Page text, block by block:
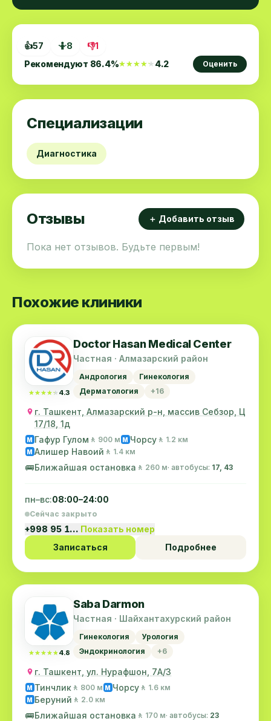
👍57 🤷8 👎1
Рекомендуют 86.4%★★★★★
★★★★★4.2 Оценить
Специализации
Диагностика
Отзывы ＋ Добавить отзыв
Пока нет отзывов. Будьте первым!
Похожие клиники
★★★★★
★★★★★ 4.3
Doctor Hasan Medical Center
Частная · Алмазарский район
Андрология
Гинекология
Дерматология
+16
г. Ташкент, Алмазарский р-н, массив Себзор, Ц
17/18, 1д
M Гафур Гулом 🚶 900 м M Чорсу 🚶 1.2 км
M Алишер Навоий 🚶 1.4 км
🚌Ближайшая остановка 🚶 260 м· автобусы: 17, 43
пн–вс:08:00–24:00
Сейчас закрыто
+998 95 1… Показать номер
Записаться
Подробнее
★★★★★
★★★★★ 4.8
Saba Darmon
Частная · Шайхантахурский район
Гинекология
Урология
Эндокринология
+6
г. Ташкент, ул. Нурафшон, 7А/3
M Тинчлик 🚶 800 м M Чорсу 🚶 1.6 км
M Беруний 🚶 2.0 км
🚌Ближайшая остановка 🚶 170 м· автобусы: 23